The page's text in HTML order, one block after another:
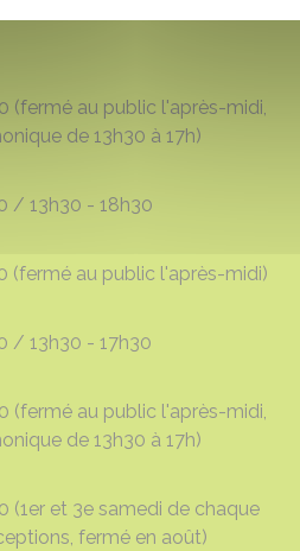
(fermé au public l'après-midi,
de 13h30 à 17h)
13h30 - 18h30
(fermé au public l'après-midi)
13h30 - 17h30
(fermé au public l'après-midi,
de 13h30 à 17h)
(1er et 3e samedi de chaque
fermé en août)